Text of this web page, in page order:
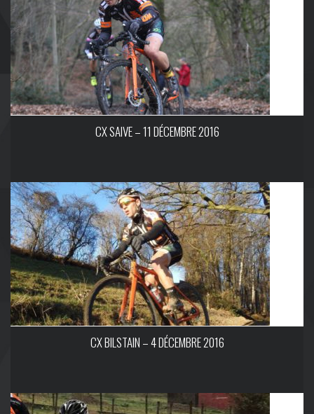
CX SAIVE – 11 DÉCEMBRE 2016
CX BILSTAIN – 4 DÉCEMBRE 2016